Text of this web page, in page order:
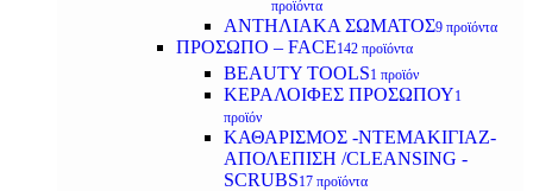
προϊόντα
ΑΝΤΗΛΙΑΚΑ ΣΩΜΑΤΟΣ9 προϊόντα
ΠΡΟΣΩΠΟ – FACE142 προϊόντα
BEAUTY TOOLS1 προϊόν
ΚΕΡΑΛΟΙΦΕΣ ΠΡΟΣΩΠΟΥ1
προϊόν
ΚΑΘΑΡΙΣΜΟΣ -ΝΤΕΜΑΚΙΓΙΑΖ-
ΑΠΟΛΕΠΙΣΗ /CLEANSING -
SCRUBS17 προϊόντα